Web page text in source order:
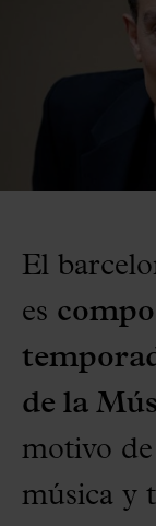
El
es
de la
motivo
música y